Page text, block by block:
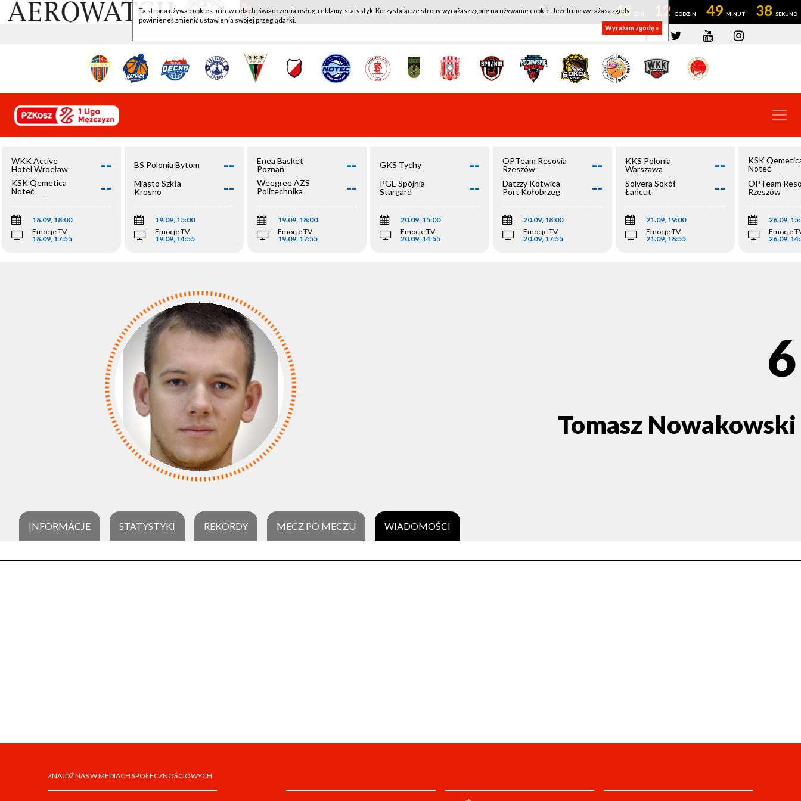
WKK ACTIVE HOTEL WROCŁAW - KSK QEMETICA NOTEĆ INOWROCŁAW 43 12 49 38
WKK Active
Hotel Wrocław
--
KSK Qemetica
Noteć
Inowrocław
--
18.09, 18:00
Emocje TV
18.09, 17:55
BS Polonia Bytom --
Miasto Szkła
Krosno
--
19.09, 15:00
Emocje TV
19.09, 14:55
Enea Basket
Poznań
--
Weegree AZS
Politechnika
--
19.09, 18:00
Emocje TV
19.09, 17:55
GKS Tychy --
PGE Spójnia
Stargard
--
20.09, 15:00
Emocje TV
20.09, 14:55
OPTeam Resovia
Rzeszów
--
Datzzy Kotwica
Port Kołobrzeg
--
20.09, 18:00
Emocje TV
20.09, 17:55
KKS Polonia
Warszawa
--
Solvera Sokół
Łańcut
--
21.09, 19:00
Emocje TV
21.09, 18:55
KSK
Noteć
Inowrocław
OPTeam
Rzeszów
26.09,
Emocje
26.09,
6
Tomasz Nowakowski
INFORMACJE STATYSTYKI REKORDY MECZ PO MECZU WIADOMOŚCI
ZNAJDŹ NAS W MEDIACH SPOŁECZNOŚCIOWYCH
Ta strona używa cookies m.in. w celach: świadczenia usług, reklamy, statystyk. Korzystając ze strony wyrażasz zgodę na używanie cookie. Jeżeli nie wyrażasz zgody
powinieneś zmienić ustawienia swojej przeglądarki.
Wyrażam zgodę »